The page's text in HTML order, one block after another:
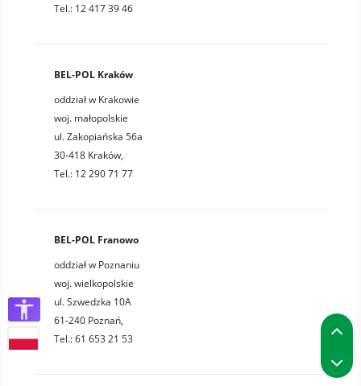
Tel.: 12 417 39 46
BEL-POL Kraków
oddział w Krakowie
woj. małopolskie
ul. Zakopiańska 56a
30-418 Kraków,
Tel.: 12 290 71 77
BEL-POL Franowo
oddział w Poznaniu
woj. wielkopolskie
ul. Szwedzka 10A
61-240 Poznań,
Tel.: 61 653 21 53